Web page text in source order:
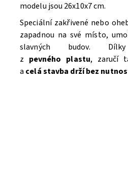
modelu jsou 26x10x7 cm.
Speciální zakřivené nebo
zapadnou na své místo,
slavných budov.
z pevného plastu, zaručí
a celá stavba drží bez